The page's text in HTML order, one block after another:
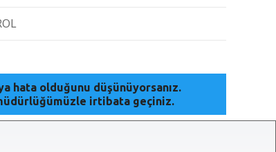
hata olduğunu düşünüyorsanız.
irtibata geçiniz.